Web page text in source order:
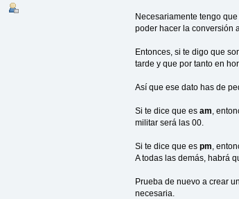
Necesariamente tengo
poder hacer la conversión
Entonces, si te digo que
tarde y que por tanto en
Así que ese dato has de
Si te dice que es am ,
militar será las 00.
Si te dice que es pm ,
A todas las demás, habrá
Prueba de nuevo a crear
necesaria.